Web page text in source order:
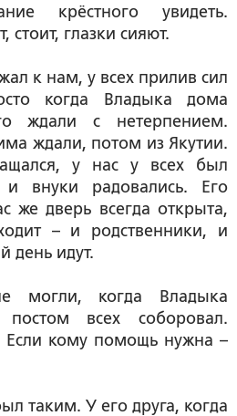
крёстного увидеть.
стоит, глазки сияют.
к нам, у всех прилив сил
когда Владыка дома
ждали с нетерпением.
ждали, потом из Якутии.
у нас у всех был
внуки радовались. Его
же дверь всегда открыта,
– и родственники, и
день идут.
могли, когда Владыка
всех соборовал.
Если кому помощь нужна –
таким. У его друга, когда